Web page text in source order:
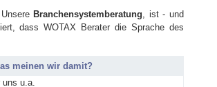
Branchensystemberatung, ist - und
dass WOTAX Berater die Sprache des
mei­nen wir damit?
uns u.a.